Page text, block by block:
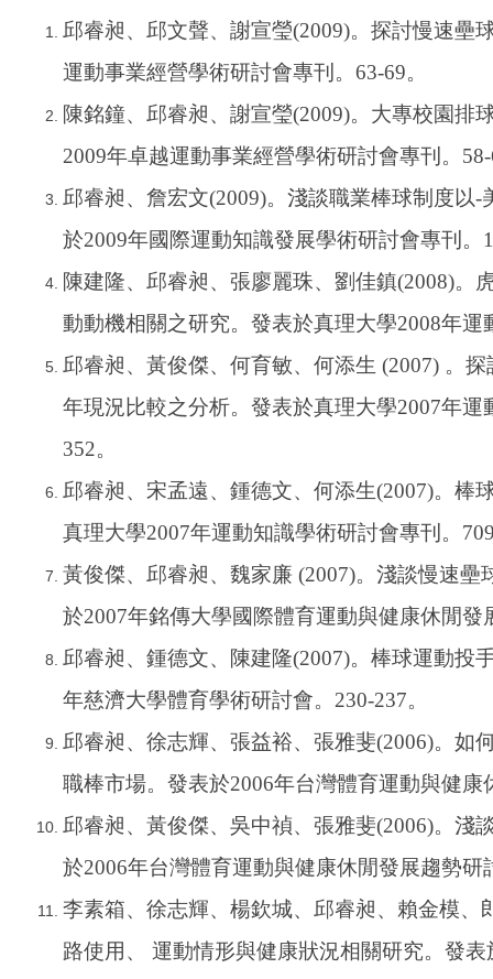
邱睿昶、邱文聲、謝宣瑩(2009)。探討慢速壘
運動事業經營學術研討會專刊。63-69。
陳銘鐘、邱睿昶、謝宣瑩(2009)。大專校園排
2009年卓越運動事業經營學術研討會專刊。
邱睿昶、詹宏文(2009)。淺談職業棒球制度以
於2009年國際運動知識發展學術研討會專刊。
陳建隆、邱睿昶、張廖麗珠、劉佳鎮(2008)。
動動機相關之研究。發表於真理大學2008年
邱睿昶、黃俊傑、何育敏、何添生 (2007) 。
年現況比較之分析。發表於真理大學2007年運
352。
邱睿昶、宋孟遠、鍾德文、何添生(2007)。棒
真理大學2007年運動知識學術研討會專刊。
黃俊傑、邱睿昶、魏家廉 (2007)。淺談慢速
於2007年銘傳大學國際體育運動與健康休閒發
邱睿昶、鍾德文、陳建隆(2007)。棒球運動投
年慈濟大學體育學術研討會。230-237。
邱睿昶、徐志輝、張益裕、張雅斐(2006)。如
職棒市場。發表於2006年台灣體育運動與健康
邱睿昶、黃俊傑、吳中禎、張雅斐(2006)。淺
於2006年台灣體育運動與健康休閒發展趨勢研
李素箱、徐志輝、楊欽城、邱睿昶、賴金模、
路使用、 運動情形與健康狀況相關研究。發